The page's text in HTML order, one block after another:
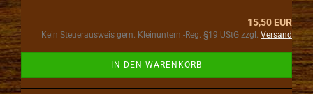
15,50 EUR
Kein Steuerausweis gem. Kleinuntern.-Reg. §19 UStG zzgl. Versand
IN DEN WARENKORB